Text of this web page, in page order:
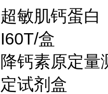
超敏肌钙蛋白
I60T/盒
降钙素原定量
定试剂盒